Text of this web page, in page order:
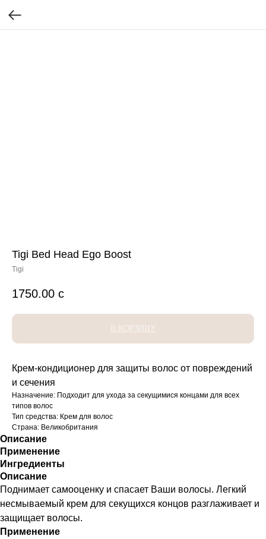
Tigi Bed Head Ego Boost
Tigi
1750.00 с
В КОРЗИНУ
Крем-кондиционер для защиты волос от повреждений
и сечения
Назначение: Подходит для ухода за секущимися концами для всех
типов волос
Тип средства: Крем для волос
Страна: Великобритания
Описание
Применение
Ингредиенты
Описание
Поднимает самооценку и спасает Ваши волосы. Легкий
несмываемый крем для секущихся концов разглаживает и
защищает волосы.
Применение